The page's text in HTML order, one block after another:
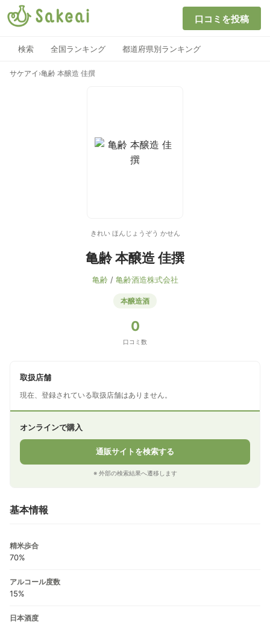
口コミを投稿
検索 全国ランキング 都道府県別ランキング
サケアイ ›亀齢 本醸造 佳撰
きれい ほんじょうぞう かせん
亀齢 本醸造 佳撰
亀齢 / 亀齢酒造株式会社
本醸造酒
0
口コミ数
取扱店舗
現在、登録されている取扱店舗はありません。
オンラインで購入
通販サイトを検索する
※ 外部の検索結果へ遷移します
基本情報
精米歩合
70%
アルコール度数
15%
日本酒度